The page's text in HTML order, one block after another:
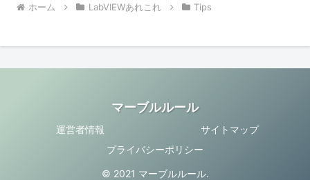
ホーム LabVIEWあれこれ Tips
マーブルルール
運営者情報
サイトマップ
プライバシーポリシー
© 2021 マーブルルール.